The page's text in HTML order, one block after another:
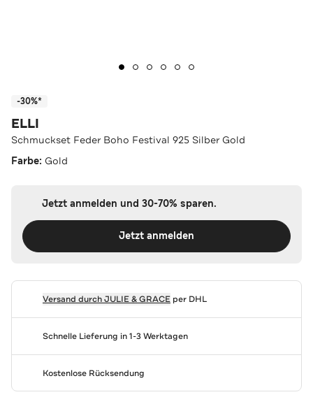
-30%*
ELLI
Schmuckset Feder Boho Festival 925 Silber Gold
Farbe: Gold
Jetzt anmelden und 30-70% sparen.
Jetzt anmelden
Versand durchJULIE & GRACEper DHL
Schnelle Lieferung in 1-3 Werktagen
Kostenlose Rücksendung